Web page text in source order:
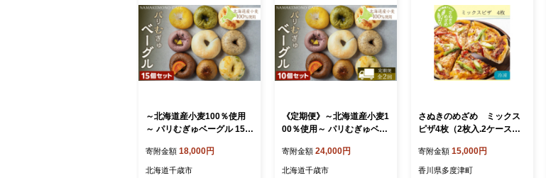
～北海道産小麦100％使用
～ パリむぎゅベーグル 15個
寄附金額 18,000円
北海道千歳市
《定期便》～北海道産小麦1
00％使用～ パリむぎゅベー
寄附金額 24,000円
北海道千歳市
さぬきのめざめ ミックス
ピザ4枚（2枚入.2ケース）
寄附金額 15,000円
香川県多度津町